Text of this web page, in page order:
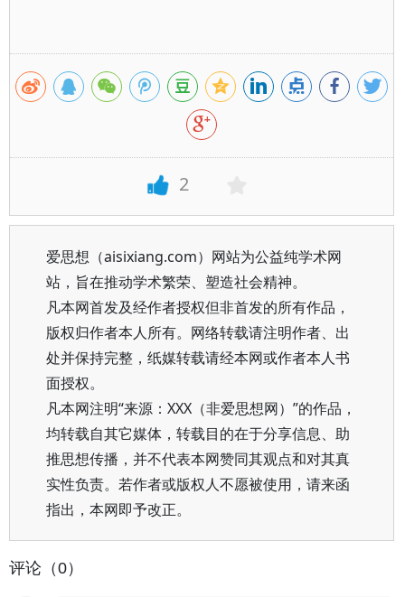
2
爱思想（aisixiang.com）网站为公益纯学术网
站，旨在推动学术繁荣、塑造社会精神。
凡本网首发及经作者授权但非首发的所有作品，
版权归作者本人所有。网络转载请注明作者、出
处并保持完整，纸媒转载请经本网或作者本人书
面授权。
凡本网注明“来源：XXX（非爱思想网）”的作品，
均转载自其它媒体，转载目的在于分享信息、助
推思想传播，并不代表本网赞同其观点和对其真
实性负责。若作者或版权人不愿被使用，请来函
指出，本网即予改正。
评论（0）